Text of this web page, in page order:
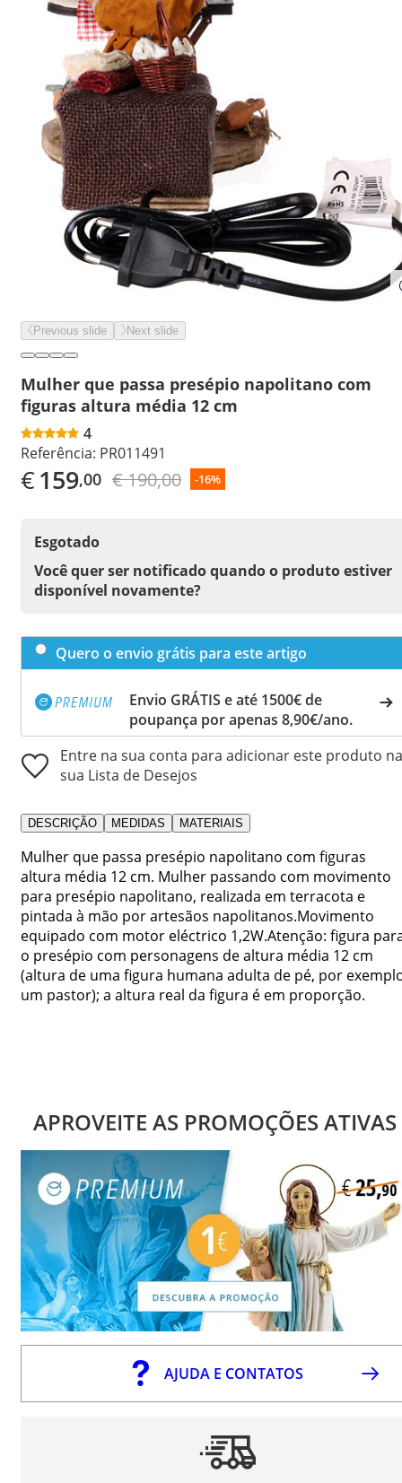
Previous slide Next slide
Mulher que passa presépio napolitano com
figuras altura média 12 cm
4
Referência: PR011491
€159,00 € 190,00 -16%
Esgotado
Você quer ser notificado quando o produto estiver
disponível novamente?
Quero o envio grátis para este artigo
Envio GRÁTIS e até 1500€ de
poupança por apenas 8,90€/ano.
Entre na sua conta para adicionar este produto na
sua Lista de Desejos
DESCRIÇÃO MEDIDAS MATERIAIS
Mulher que passa presépio napolitano com figuras
altura média 12 cm. Mulher passando com movimento
para presépio napolitano, realizada em terracota e
pintada à mão por artesãos napolitanos.Movimento
equipado com motor eléctrico 1,2W.Atenção: figura
o presépio com personagens de altura média 12 cm
(altura de uma figura humana adulta de pé, por
um pastor); a altura real da figura é em proporção.
APROVEITE AS PROMOÇÕES ATIVAS
AJUDA E CONTATOS